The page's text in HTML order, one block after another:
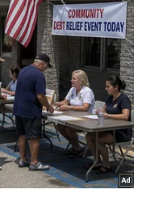
12 cung hoàng
đền Esna thuộc tỉnh